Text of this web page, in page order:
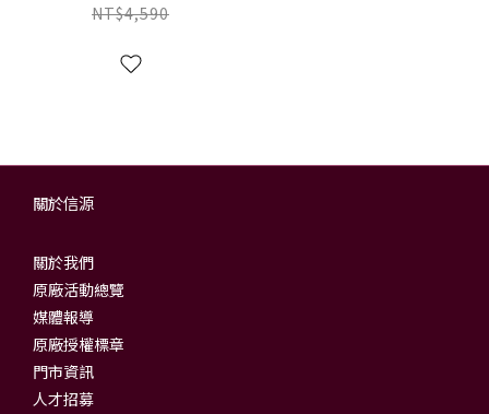
NT$4,590
關於信源
關於我們
原廠活動總覽
媒體報導
原廠授權標章
門市資訊
人才招募